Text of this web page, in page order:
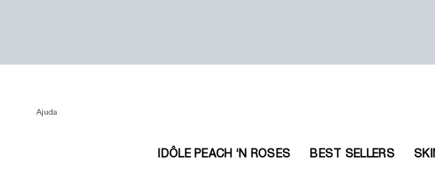
Ajuda
IDÔLE PEACH ‘N ROSES BEST SELLERS